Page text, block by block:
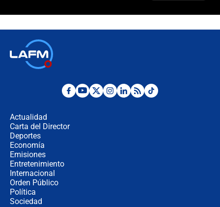
¿Por qué De la Espriella gobernará
Actualidad
Carta del Director
Deportes
Economía
Emisiones
Entretenimiento
Internacional
Orden Público
Política
Sociedad